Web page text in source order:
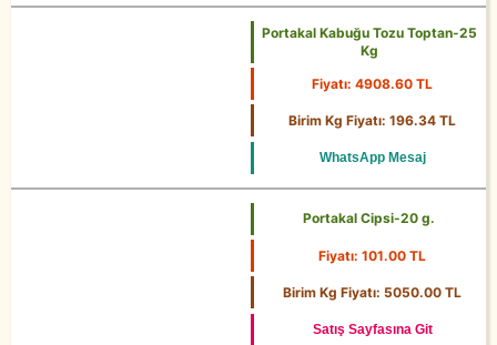
Portakal Kabuğu Tozu Toptan-25
Kg
Fiyatı: 4908.60 TL
Birim Kg Fiyatı: 196.34 TL
WhatsApp Mesaj
Portakal Cipsi-20 g.
Fiyatı: 101.00 TL
Birim Kg Fiyatı: 5050.00 TL
Satış Sayfasına Git